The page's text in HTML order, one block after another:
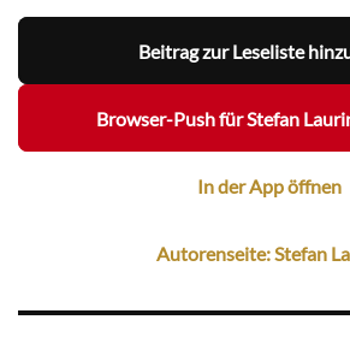
Beitrag zur Leseliste
Browser-Push für Stefan
In der App öffnen
Autorenseite: Stefan